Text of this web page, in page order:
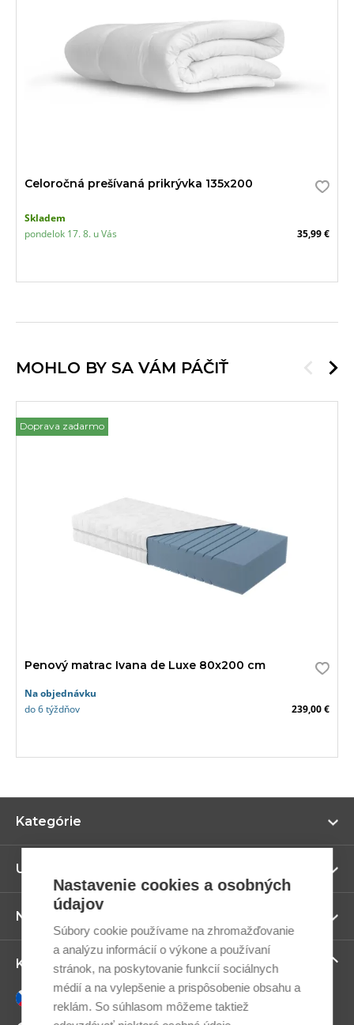
Celoročná prešívaná prikrývka 135x200
Skladem
pondelok 17. 8. u Vás
35,99 €
MOHLO BY SA VÁM PÁČIŤ
Doprava zadarmo
Penový matrac Ivana de Luxe 80x200 cm
Na objednávku
do 6 týždňov
239,00 €
Kategórie
Užitočné odkazy
Newsletter
Kontaktujte nás
Česky
Nastavenie cookies a osobných
údajov
Súbory cookie používame na zhromažďovanie
a analýzu informácií o výkone a používaní
stránok, na poskytovanie funkcií sociálnych
médií a na vylepšenie a prispôsobenie obsahu a
reklám. So súhlasom môžeme taktiež